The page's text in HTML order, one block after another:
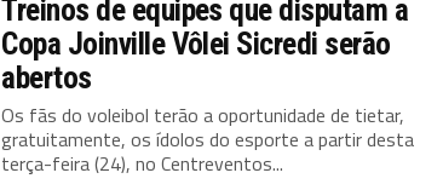
Treinos de equipes que disputam a
Copa Joinville Vôlei Sicredi serão
abertos
Os fãs do voleibol terão a oportunidade de tietar,
gratuitamente, os ídolos do esporte a partir desta
terça-feira (24), no Centreventos...